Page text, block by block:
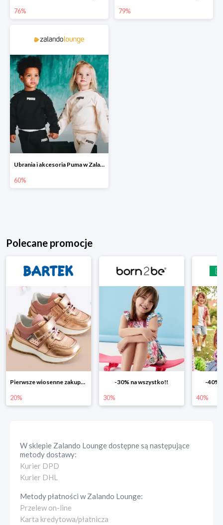
76% 79%
Ubrania i akcesoria Puma w Zalando Lounge do -60%
60%
Polecane promocje
Pierwsze wiosenne zakupy -20%
20%
-30% na wszystko!!
30%
-40%
40%
W sklepie Zalando Loungedostępne są następujące
metody dostawy:
Kurier DPD
Kurier DHL
Metody płatności wZalando Lounge:
Przelew on-line
Karta kredytowa/płatnicza